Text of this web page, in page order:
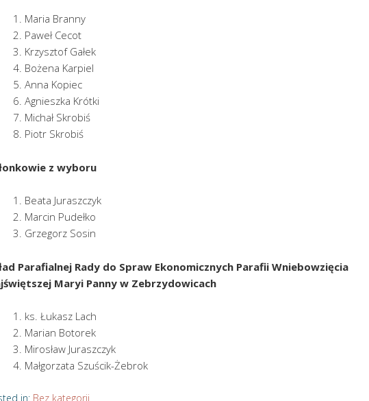
Maria Branny
Paweł Cecot
Krzysztof Gałek
Bożena Karpiel
Anna Kopiec
Agnieszka Krótki
Michał Skrobiś
Piotr Skrobiś
z wyboru
Beata Juraszczyk
Marcin Pudełko
Grzegorz Sosin
Parafialnej Rady do Spraw Ekonomicznych Parafii Wniebowzięcia
Maryi Pannyw Zebrzydowicach
ks. Łukasz Lach
Marian Botorek
Mirosław Juraszczyk
Małgorzata Szuścik-Żebrok
in: Bez kategorii